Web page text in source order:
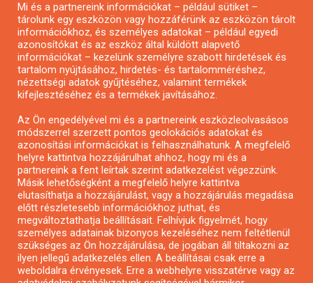
Pályázatírás civil szervezeteknek
Pályázatírás önkormányzatoknak
Pályázatfigyelés
Specifikus pályázatfigyelés vagy hírlevél
Pályázatok magánszemélyeknek
Pályázatok civil szervezeteknek
Pályázatok vállalkozásoknak
Önkormányzati pályázatok
Mezőgazdasági pályázatok
Falusi turizmus pályázatok
Napelem pályázatok
Mi és a partnereink információkat – például sütiket –
tárolunk egy eszközön vagy hozzáférünk az eszközön tárolt
információkhoz, és személyes adatokat – például egyedi
azonosítókat és az eszköz által küldött alapvető
információkat – kezelünk személyre szabott hirdetések és
tartalom nyújtásához, hirdetés- és tartalomméréshez,
nézettségi adatok gyűjtéséhez, valamint termékek
kifejlesztéséhez és a termékek javításához.
Az Ön engedélyével mi és a partnereink eszközleolvasásos
módszerrel szerzett pontos geolokációs adatokat és
azonosítási információkat is felhasználhatunk. A megfelelő
helyre kattintva hozzájárulhat ahhoz, hogy mi és a
partnereink a fent leírtak szerint adatkezelést végezzünk.
Másik lehetőségként a megfelelő helyre kattintva
elutasíthatja a hozzájárulást, vagy a hozzájárulás megadása
előtt részletesebb információkhoz juthat, és
megváltoztathatja beállításait. Felhívjuk figyelmét, hogy
személyes adatainak bizonyos kezeléséhez nem feltétlenül
szükséges az Ön hozzájárulása, de jogában áll tiltakozni az
ilyen jellegű adatkezelés ellen. A beállításai csak erre a
weboldalra érvényesek. Erre a webhelyre visszatérve vagy az